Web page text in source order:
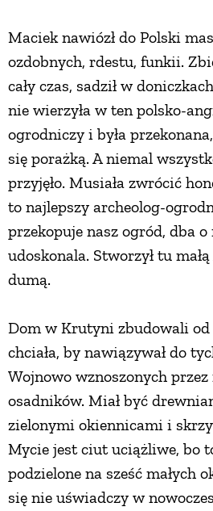
Maciek nawiózł do Polski
ozdobnych, rdestu, funkii.
cały czas, sadził w
nie wierzyła w ten polsko-
ogrodniczy i była
się porażką. A niemal
przyjęło. Musiała zwrócić
to najlepszy archeolog-
przekopuje nasz ogród, dba o
udoskonala. Stworzył tu
dumą.
Dom w Krutyni zbudowali od
chciała, by nawiązywał do
Wojnowo wznoszonych
osadników. Miał być
zielonymi okiennicami i
Mycie jest ciut uciążliwe, bo
podzielone na sześć małych
się nie uświadczy w